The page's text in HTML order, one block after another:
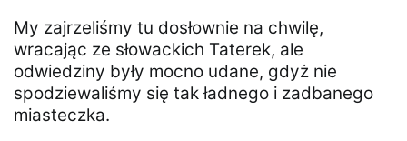
My zajrzeliśmy tu dosłownie na chwilę,
wracając ze słowackich Taterek, ale
odwiedziny były mocno udane, gdyż nie
spodziewaliśmy się tak ładnego i zadbanego
miasteczka.